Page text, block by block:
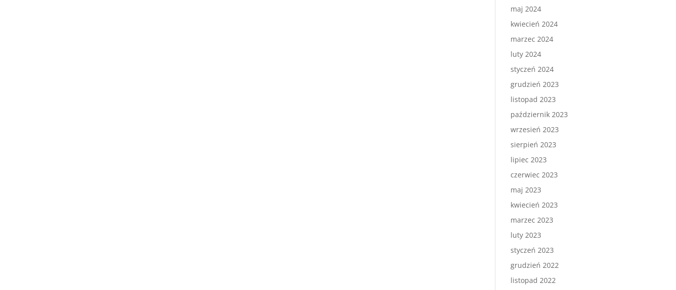
maj 2024
kwiecień 2024
marzec 2024
luty 2024
styczeń 2024
grudzień 2023
listopad 2023
październik 2023
wrzesień 2023
sierpień 2023
lipiec 2023
czerwiec 2023
maj 2023
kwiecień 2023
marzec 2023
luty 2023
styczeń 2023
grudzień 2022
listopad 2022